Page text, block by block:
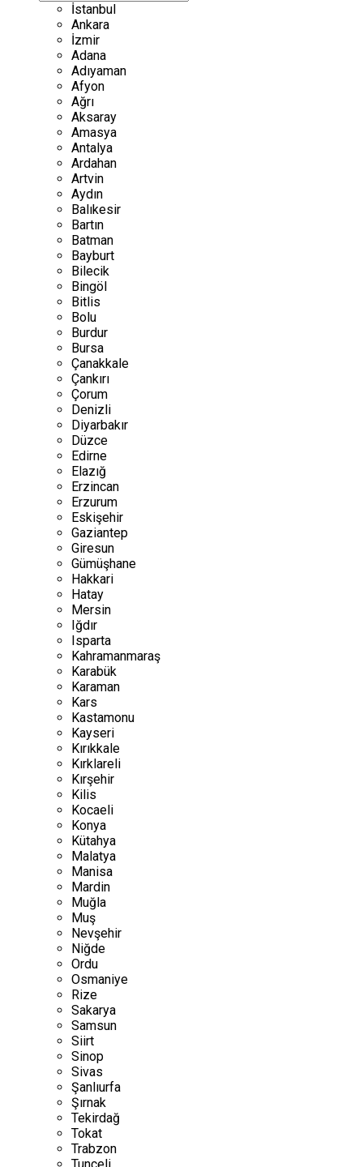
İstanbul
Ankara
İzmir
Adana
Adıyaman
Afyon
Ağrı
Aksaray
Amasya
Antalya
Ardahan
Artvin
Aydın
Balıkesir
Bartın
Batman
Bayburt
Bilecik
Bingöl
Bitlis
Bolu
Burdur
Bursa
Çanakkale
Çankırı
Çorum
Denizli
Diyarbakır
Düzce
Edirne
Elazığ
Erzincan
Erzurum
Eskişehir
Gaziantep
Giresun
Gümüşhane
Hakkari
Hatay
Mersin
Iğdır
Isparta
Kahramanmaraş
Karabük
Karaman
Kars
Kastamonu
Kayseri
Kırıkkale
Kırklareli
Kırşehir
Kilis
Kocaeli
Konya
Kütahya
Malatya
Manisa
Mardin
Muğla
Muş
Nevşehir
Niğde
Ordu
Osmaniye
Rize
Sakarya
Samsun
Siirt
Sinop
Sivas
Şanlıurfa
Şırnak
Tekirdağ
Tokat
Trabzon